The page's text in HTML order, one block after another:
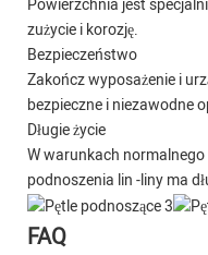
Powierzchnia jest
zużycie i korozję.
Bezpieczeństwo
Zakończ wyposażenie i
bezpieczne i niezawodne
Długie życie
W warunkach
podnoszenia lin -liny ma
FAQ